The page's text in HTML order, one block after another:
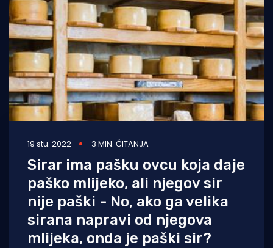
19 stu. 2022 3 MIN. ČITANJA
Sirar ima pašku ovcu koja daje
paško mlijeko, ali njegov sir
nije paški - No, ako ga velika
sirana napravi od njegova
mlijeka, onda je paški sir?